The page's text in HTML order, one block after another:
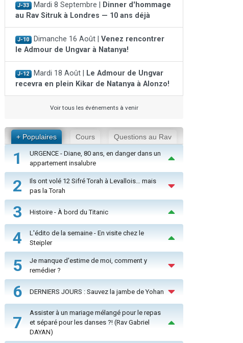
J-33 Mardi 8 Septembre |
Dinner d'hommage
au Rav Sitruk à Londres — 10 ans déjà
J-10 Dimanche 16 Août | Venez rencontrer
le Admour de Ungvar à Natanya!
J-12 Mardi 18 Août |
Le Admour de Ungvar
recevra en plein Kikar de Natanya à Alonzo!
Voir tous les événements à venir
+ Populaires Cours Questions au Rav
1
URGENCE - Diane, 80 ans, en danger dans un
appartement insalubre
2
Ils ont volé 12 Sifré Torah à Levallois… mais
pas la Torah
3 Histoire - À bord du Titanic
4
L'édito de la semaine - En visite chez le
Steipler
5
Je manque d'estime de moi, comment y
remédier ?
6 DERNIERS JOURS : Sauvez la jambe de Yohan
7
Assister à un mariage mélangé pour le repas
et séparé pour les danses ?! (Rav Gabriel
DAYAN)